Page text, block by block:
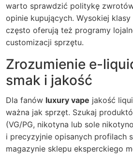
warto sprawdzić politykę
opinie kupujących. Wysokiej
często oferują też programy
customizacji sprzętu.
Zrozumienie e-
smak i jakość
Dla fanów luxury vape jakość
ważna jak sprzęt. Szukaj
(VG/PG, nikotyna lub sole
i precyzyjnie opisanych profilach
magazynie sklepu eksperckiego